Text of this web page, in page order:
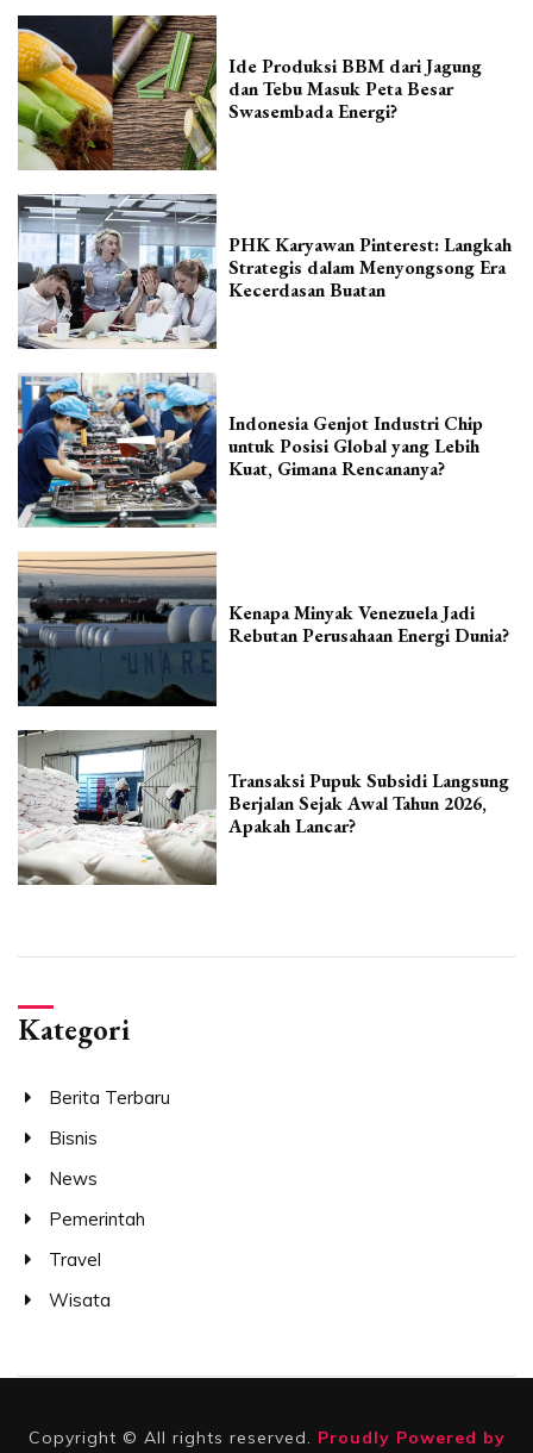
Ide Produksi BBM dari Jagung
dan Tebu Masuk Peta Besar
Swasembada Energi?
PHK Karyawan Pinterest: Langkah
Strategis dalam Menyongsong Era
Kecerdasan Buatan
Indonesia Genjot Industri Chip
untuk Posisi Global yang Lebih
Kuat, Gimana Rencananya?
Kenapa Minyak Venezuela Jadi
Rebutan Perusahaan Energi Dunia?
Transaksi Pupuk Subsidi Langsung
Berjalan Sejak Awal Tahun 2026,
Apakah Lancar?
Kategori
Berita Terbaru
Bisnis
News
Pemerintah
Travel
Wisata
Copyright © All rights reserved. Proudly Powered by